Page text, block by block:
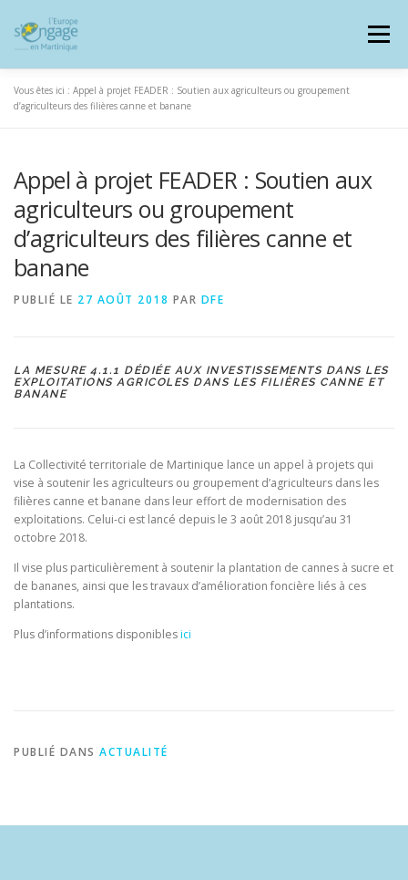
contenu
Menu
PROGRAMMES J’AI UN PROJET
JE SUIS BÉNÉFICIAIRE
RESSOURCES DOCUMENTAIRES
SIGNALER UNE FRAUDE
Vous êtes ici : Appel à projet FEADER : Soutien aux agriculteurs ou groupement
d’agriculteurs des filières canne et banane
Appel à projet FEADER : Soutien aux
agriculteurs ou groupement
d’agriculteurs des filières canne et
banane
PUBLIÉ LE 27 AOÛT 2018 PAR DFE
LA MESURE 4.1.1 DÉDIÉE AUX INVESTISSEMENTS DANS LES
EXPLOITATIONS AGRICOLES DANS LES FILIÈRES CANNE ET
BANANE
La Collectivité territoriale de Martinique lance un appel à projets qui
vise à soutenir les agriculteurs ou groupement d’agriculteurs dans les
filières canne et banane dans leur effort de modernisation des
exploitations. Celui-ci est lancé depuis le 3 août 2018 jusqu’au 31
octobre 2018.
Il vise plus particulièrement à soutenir la plantation de cannes à sucre et
de bananes, ainsi que les travaux d’amélioration foncière liés à ces
plantations.
Plus d’informations disponiblesici
PUBLIÉ DANS ACTUALITÉ